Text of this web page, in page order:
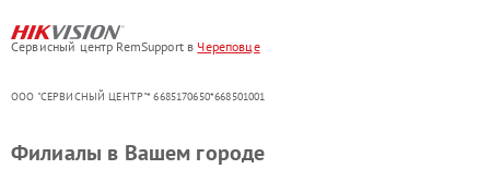
Сервисный центр RemSupport в Череповце
ООО "СЕРВИСНЫЙ ЦЕНТР"* 6685170650*668501001
Филиалы в Вашем городе